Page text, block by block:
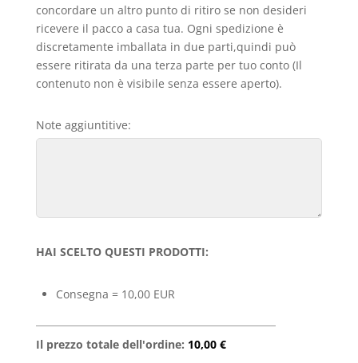
concordare un altro punto di ritiro se non desideri
ricevere il pacco a casa tua. Ogni spedizione è
discretamente imballata in due parti,quindi può
essere ritirata da una terza parte per tuo conto (Il
contenuto non è visibile senza essere aperto).
Note aggiuntitive:
HAI SCELTO QUESTI PRODOTTI:
Consegna = 10,00 EUR
Il prezzo totale dell'ordine: 10,00 €